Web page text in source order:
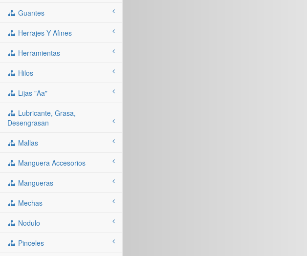
Guantes
Herrajes Y Afines
Herramientas
Hilos
Lijas "aa"
Lubricante, Grasa,
Desengrasan
Mallas
Manguera Accesorios
Mangueras
Mechas
Nodulo
Pinceles